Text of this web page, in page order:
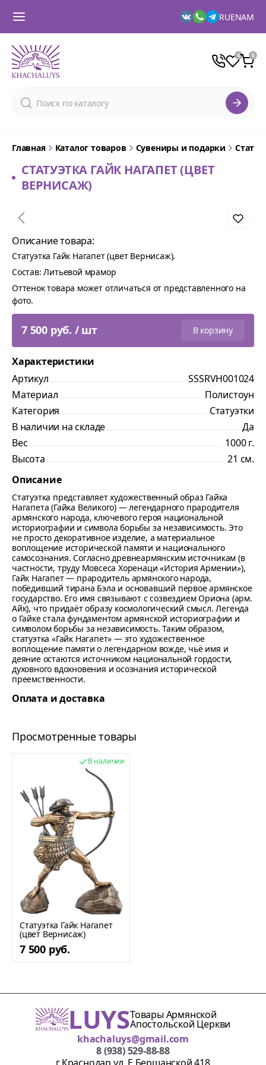
RUENAM
Главная Каталог товаров Сувениры и подарки
СТАТУЭТКА ГАЙК НАГАПЕТ (ЦВЕТ
ВЕРНИСАЖ)
Описание товара:
Статуэтка Гайк Нагапет (цвет Вернисаж).
Состав: Литьевой мрамор
Оттенок товара может отличаться от представленного на
фото.
7 500 руб. / шт В корзину
Характеристики
Артикул
SSSRVH001024
Материал
Полистоун
Категория
Статуэтки
В наличии на складе
Да
Вес
1000 г.
Высота
21 см.
Описание
Статуэтка представляет художественный образ Гайка
Нагапета (Гайка Великого) — легендарного прародителя
армянского народа, ключевого героя национальной
историографии и символа борьбы за независимость. Это
не просто декоративное изделие, а материальное
воплощение исторической памяти и национального
самосознания. Согласно древнеармянским источникам (в
частности, труду Мовсеса Хоренаци «История Армении»),
Гайк Нагапет — прародитель армянского народа,
победивший тирана Бэла и основавший первое армянское
государство. Его имя связывают с созвездием Ориона (арм.
Айк), что придаёт образу космологический смысл. Легенда
о Гайке стала фундаментом армянской историографии и
символом борьбы за независимость. Таким образом,
статуэтка «Гайк Нагапет» — это художественное
воплощение памяти о легендарном вожде, чьё имя и
деяние остаются источником национальной гордости,
духовного вдохновения и осознания исторической
преемственности.
Оплата и доставка
Просмотренные товары
В наличии
Статуэтка Гайк Нагапет
(цвет Вернисаж)
7 500 руб.
LUYSТовары Армянской
Апостольской Церкви
khachaluys@gmail.com
8 (938) 529-88-88